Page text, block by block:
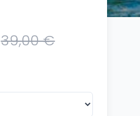
39,00 €